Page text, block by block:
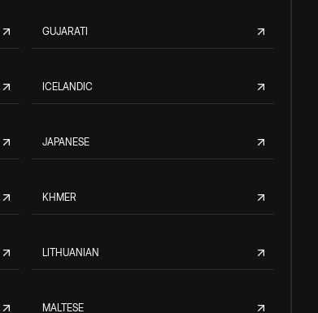
GUJARATI
ICELANDIC
JAPANESE
KHMER
LITHUANIAN
MALTESE